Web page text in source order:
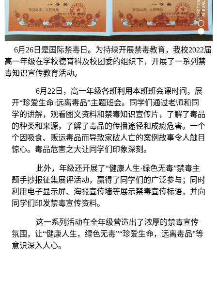
6月26日是国际禁毒日。为持续开展禁毒教育，我校2022届
高一年级在学校德育科及校团委的组织下，开展了一系列禁
毒知识宣传教育活动。
6月22日，高一年级各班利用本班班会课时间，展
开“珍爱生命·远离毒品”主题班会。同学们通过老师和同
学的讲解，观看图文资料和禁毒知识宣传片，了解了毒品
的种类和来源，了解了毒品的传播途径和成瘾危害。一个
个因吸食、贩运毒品而导致家破人亡的案例故事令人触目
惊心。毒品危害之大让同学们印象深刻。
此外，年级还开展了“健康人生·绿色无毒”禁毒主
题手抄报征集展评活动，赢得了同学们的广泛参与；同时
利用电子显示屏、海报宣传墙等展示禁毒宣传标语，并向
同学们印发禁毒宣传资料。
这一系列活动在全年级营造出了浓厚的禁毒宣传
氛围，让“健康人生，绿色无毒”“珍爱生命，远离毒品”等
意识深入人心。